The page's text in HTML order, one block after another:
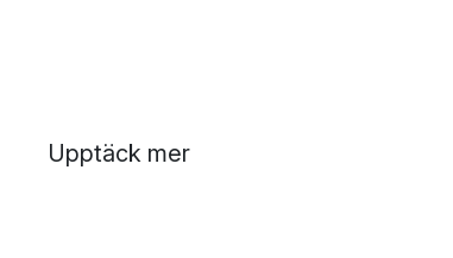
Upptäck mer